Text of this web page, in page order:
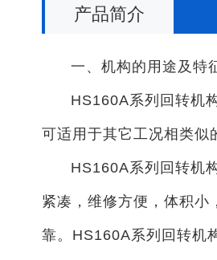
产品简介
一、机构的用途及特
HS160A系列回转机
可适用于其它工况相类似
HS160A系列回转机
紧凑，维修方便，体积小
靠。HS160A系列回转机